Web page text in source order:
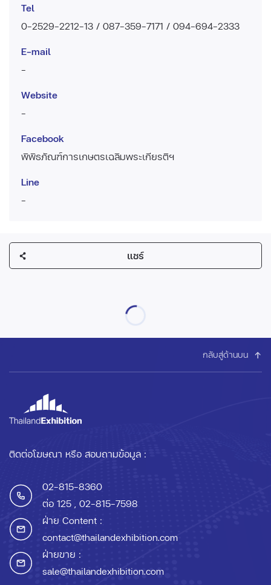
Tel
0-2529-2212-13 / 087-359-7171 / 094-694-2333
E-mail
-
Website
-
Facebook
พิพิธภัณฑ์การเกษตรเฉลิมพระเกียรติฯ
Line
-
แชร์
กลับสู่ด้านบน
ติดต่อโฆษณา หรือ สอบถามข้อมูล :
02-815-8360
ต่อ 125 , 02-815-7598
ฝ่าย Content :
contact@thailandexhibition.com
ฝ่ายขาย :
sale@thailandexhibition.com